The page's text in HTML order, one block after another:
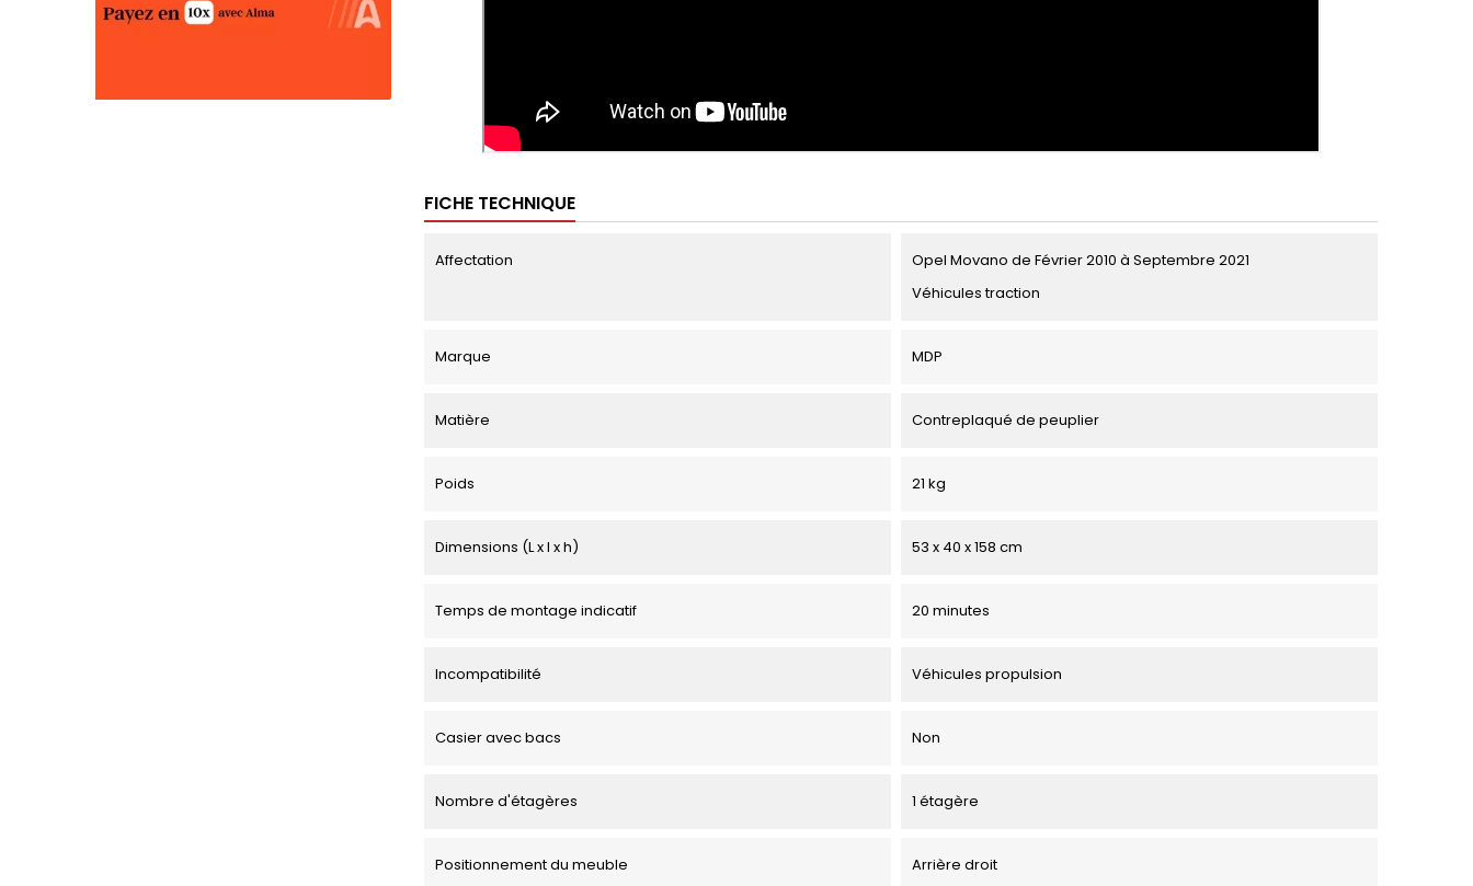
FICHE TECHNIQUE
Affectation
Opel Movano de Février 2010 à Septembre 2021
Véhicules traction
Marque MDP
Matière Contreplaqué de peuplier
Poids 21 kg
Dimensions (L x l x h) 53 x 40 x 158 cm
Temps de montage indicatif 20 minutes
Incompatibilité Véhicules propulsion
Casier avec bacs Non
Nombre d'étagères 1 étagère
Positionnement du meuble
Arrière droit